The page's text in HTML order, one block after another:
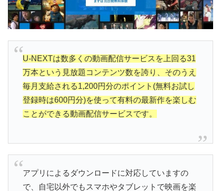
U-NEXTは数多くの動画配信サービスを上回る31
万本という見放題コンテンツ数を誇り、そのうえ
毎月支給される1,200円分のポイント(無料お試し
登録時は600円分)を使って有料の最新作を楽しむ
ことができる動画配信サービスです。
アプリによるダウンロードに対応していますの
で、自宅以外でもスマホやタブレットで映画を楽